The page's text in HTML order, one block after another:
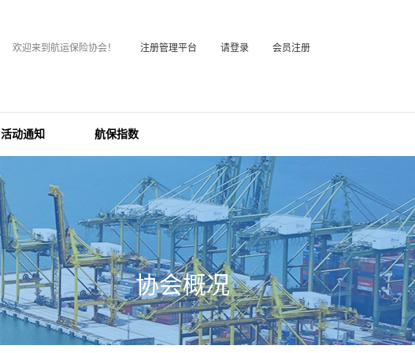
欢迎来到航运保险协会！ 注册管理平台 请登录 会员注册
活动通知 航保指数
协会概况